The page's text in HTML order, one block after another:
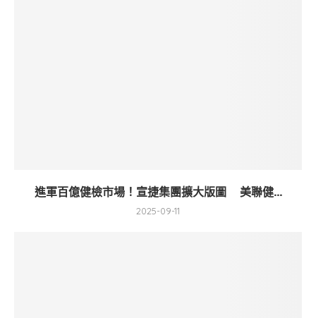
進軍百億健檢市場！宣捷集團擴大版圖 美聯健...
2025-09-11